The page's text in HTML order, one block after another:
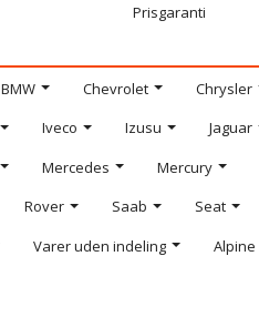
Prisgaranti
BMW Chevrolet Chrysler
Iveco Izusu Jaguar
Mercedes Mercury
Rover Saab Seat
Varer uden indeling Alpine